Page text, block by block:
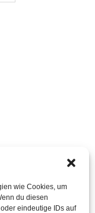
wie Cookies, um
du diesen
eindeutige IDs auf